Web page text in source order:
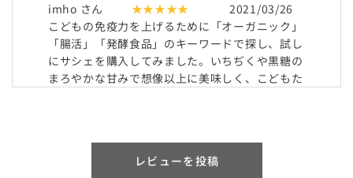
imho さん ★★★★★
2021/03/26
こどもの免疫力を上げるために「オーガニック」
「腸活」「発酵食品」のキーワードで探し、試し
にサシェを購入してみました。いちぢくや黒糖の
まろやかな甘みで想像以上に美味しく、こどもた
レビューを投稿